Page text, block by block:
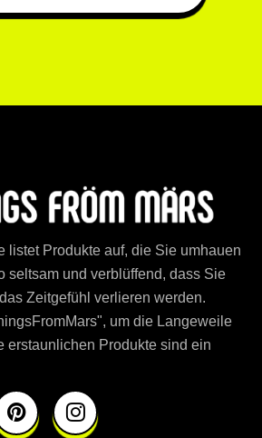
listet Produkte auf, die Sie umhauen
seltsam und verblüffend, dass Sie
Zeitgefühl verlieren werden.
um die Langeweile
erstaunlichen Produkte sind ein